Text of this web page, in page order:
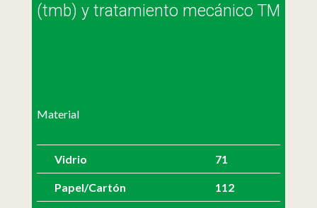
(tmb) y tratamiento mecánico TM
Material
Vidrio 71
Papel/Cartón 112